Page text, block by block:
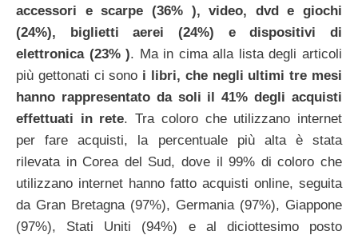
accessori e scarpe (36% ), video, dvd e giochi
(24%), biglietti aerei (24%) e dispositivi di
elettronica (23% ). Ma in cima alla lista degli articoli
più gettonati ci sono i libri, che negli ultimi tre mesi
hanno rappresentato da soli il 41% degli acquisti
effettuati in rete. Tra coloro che utilizzano internet
per fare acquisti, la percentuale più alta è stata
rilevata in Corea del Sud, dove il 99% di coloro che
utilizzano internet hanno fatto acquisti online, seguita
da Gran Bretagna (97%), Germania (97%), Giappone
(97%), Stati Uniti (94%) e al diciottesimo posto